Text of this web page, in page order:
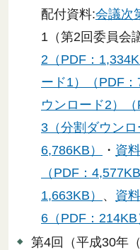
配付資料:会議次
1（第2回委員会
2（PDF：
ード1）（PDF：
ウンロード2）（
3（分割ダウンロ
6,786KB）
・ 資
（PDF：4,577KB
1,663KB） 、 資
6（PDF：214KB
第4回（平成30年